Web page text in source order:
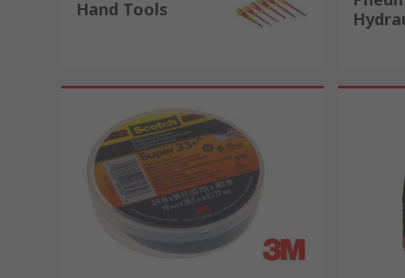
Hand Tools